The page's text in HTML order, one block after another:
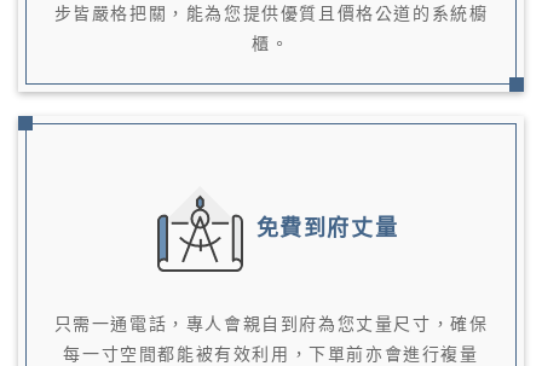
步皆嚴格把關，能為您提供優質且價格公道的系統櫥
櫃。
免費到府丈量
只需一通電話，專人會親自到府為您丈量尺寸，確保
每一寸空間都能被有效利用，下單前亦會進行複量